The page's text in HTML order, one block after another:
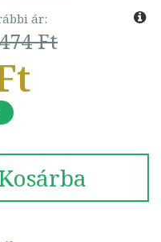
ár:
Ft